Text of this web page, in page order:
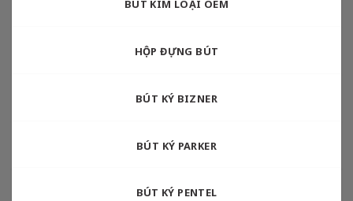
BÚT KIM LOẠI OEM
HỘP ĐỰNG BÚT
BÚT KÝ BIZNER
BÚT KÝ PARKER
BÚT KÝ PENTEL